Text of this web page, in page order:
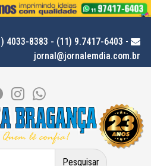
4033-8383 - (11) 9.7417-6403 -
jornal@jornalemdia.com.br